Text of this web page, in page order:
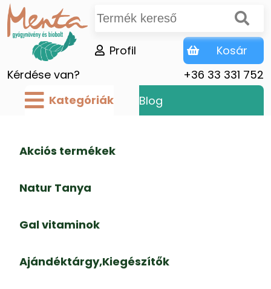
Kérdése van? +36 33 331 752
Profil Kosár
Kategóriák Blog
Akciós termékek
Natur Tanya
Gal vitaminok
Ajándéktárgy,Kiegészítők